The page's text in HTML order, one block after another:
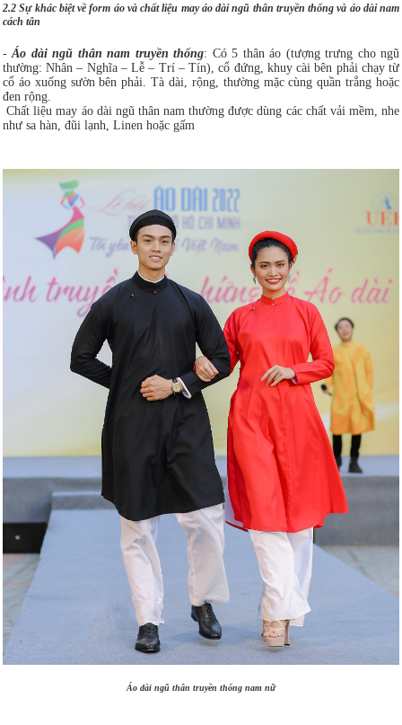
2.2 Sự khác biệt về form áo và chất liệu may áo dài ngũ thân truyền thống và áo dài nam
cách tân
- Áo dài ngũ thân nam truyền thống: Có 5 thân áo (tượng trưng cho ngũ
thường: Nhân – Nghĩa – Lễ – Trí – Tín), cổ đứng, khuy cài bên phải chạy từ
cổ áo xuống sườn bên phải. Tà dài, rộng, thường mặc cùng quần trắng hoặc
đen rộng.
Chất liệu may áo dài ngũ thân nam thường được dùng các chất vải mềm, nhe
như sa hàn, đũi lạnh, Linen hoặc gấm
Áo dài ngũ thân truyền thống nam nữ